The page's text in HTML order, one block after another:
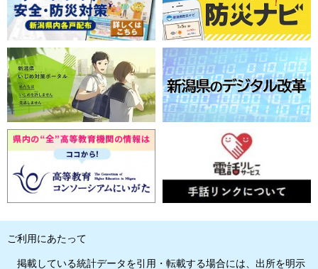
ご利用にあたって
掲載している統計データを引用・転載する場合には、出所を明示